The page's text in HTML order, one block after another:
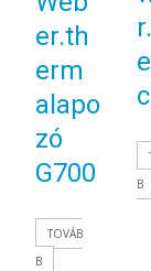
er.th
erm
alapo
zó
G700
TOVÁB
B
B